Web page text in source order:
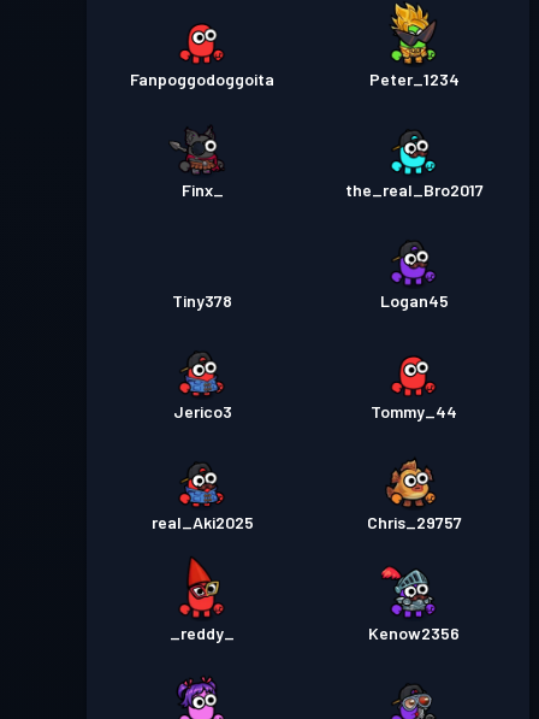
Fanpoggodoggoita Peter_1234
Finx_ the_real_Bro2017
Tiny378 Logan45
Jerico3 Tommy_44
real_Aki2025 Chris_29757
_reddy_ Kenow2356